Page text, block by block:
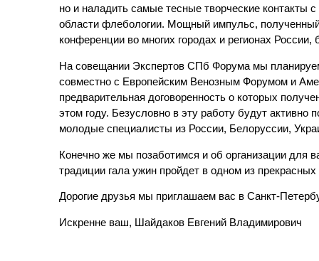
но и наладить самые тесные творческие контакты
области флебологии. Мощный импульс,
конференции во многих городах и регионах России,
На совещании Экспертов СПб Форума мы
совместно с Европейским Венозным Форумом и
предварительная договоренность о которых
этом году. Безусловно в эту работу будут
молодые специалисты из России, Белоруссии,
Конечно же мы позаботимся и об организации для
традиции гала ужин пройдет в одном из
Дорогие друзья мы приглашаем вас в Санкт-
Искренне ваш, Шайдаков Евгений Владимирович